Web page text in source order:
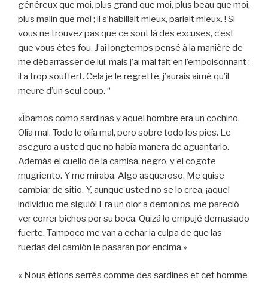
généreux que moi, plus grand que moi, plus beau que moi,
plus malin que moi ; il s’habillait mieux, parlait mieux. ! Si
vous ne trouvez pas que ce sont là des excuses, c’est
que vous êtes fou. J’ai longtemps pensé à la manière de
me débarrasser de lui, mais j’ai mal fait en l’empoisonnant :
il a trop souffert. Cela je le regrette, j’aurais aimé qu’il
meure d’un seul coup. “
«Íbamos como sardinas y aquel hombre era un cochino.
Olía mal. Todo le olía mal, pero sobre todo los pies. Le
aseguro a usted que no había manera de aguantarlo.
Además el cuello de la camisa, negro, y el cogote
mugriento. Y me miraba. Algo asqueroso. Me quise
cambiar de sitio. Y, aunque usted no se lo crea, ¡aquel
individuo me siguió! Era un olor a demonios, me pareció
ver correr bichos por su boca. Quizá lo empujé demasiado
fuerte. Tampoco me van a echar la culpa de que las
ruedas del camión le pasaran por encima.»
« Nous étions serrés comme des sardines et cet homme